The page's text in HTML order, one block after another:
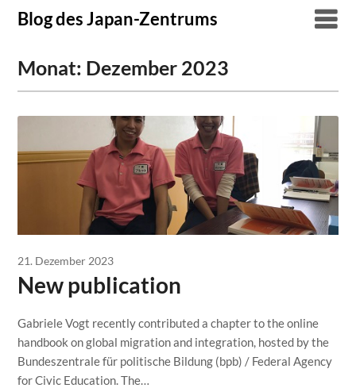
SkipBlog des Japan-Zentrums
Monat: Dezember 2023
21. Dezember 2023
New publication
Gabriele Vogt recently contributed a chapter to the online
handbook on global migration and integration, hosted by the
Bundeszentrale für politische Bildung (bpb) / Federal Agency
for Civic Education. The…